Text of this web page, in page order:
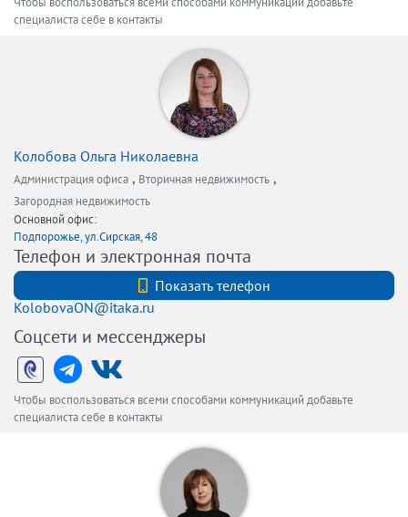
специалиста себе в контакты
Колобова Ольга Николаевна
Администрация офиса , Вторичная недвижимость ,
Загородная недвижимость
Основной офис:
Подпорожье, ул.Сирская, 48
Телефон и электронная почта
Показать телефон
KolobovaON@itaka.ru
Соцсети и мессенджеры
Чтобы воспользоваться всеми способами коммуникаций добавьте
специалиста себе в контакты